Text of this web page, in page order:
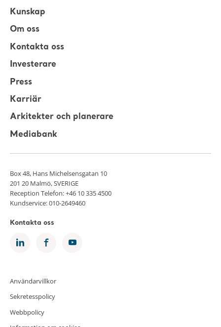
Kunskap
Om oss
Kontakta oss
Investerare
Press
Karriär
Arkitekter och planerare
Mediabank
Box 48, Hans Michelsensgatan 10
201 20 Malmö, SVERIGE
Reception Telefon: +46 10 335 4500
Kundservice: 010-2649460
Kontakta oss
Användarvillkor
Sekretesspolicy
Webbpolicy